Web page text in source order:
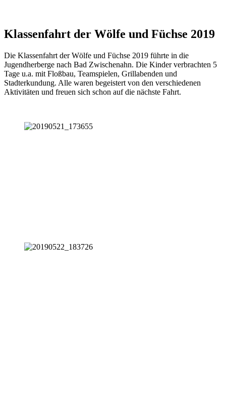
Klassenfahrt der Wölfe und Füchse 2019
Die Klassenfahrt der Wölfe und Füchse 2019 führte in die
Jugendherberge nach Bad Zwischenahn. Die Kinder verbrachten 5
Tage u.a. mit Floßbau, Teamspielen, Grillabenden und
Stadterkundung. Alle waren begeistert von den verschiedenen
Aktivitäten und freuen sich schon auf die nächste Fahrt.